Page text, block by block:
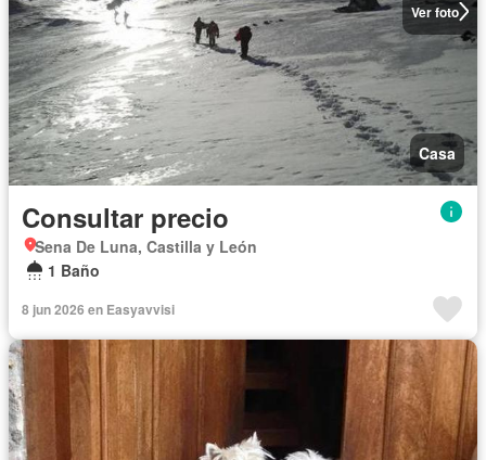
Ver foto
Casa
Consultar precio
Sena De Luna, Castilla y León
1 Baño
8 jun 2026 en Easyavvisi